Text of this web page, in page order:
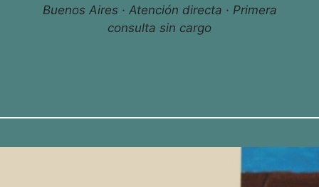
Buenos Aires · Atención directa · Primera
consulta sin cargo